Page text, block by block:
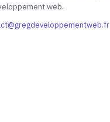
web.